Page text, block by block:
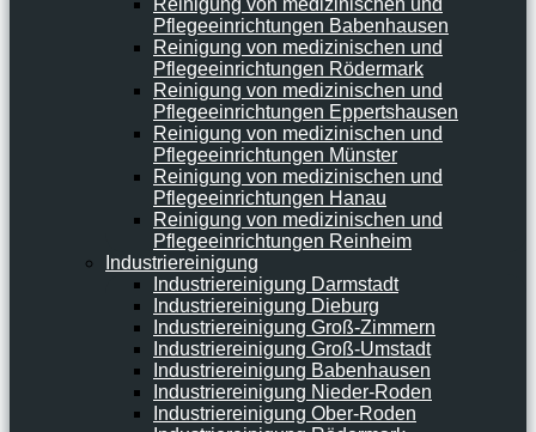
Reinigung von medizinischen und
Pflegeeinrichtungen Babenhausen
Reinigung von medizinischen und
Pflegeeinrichtungen Rödermark
Reinigung von medizinischen und
Pflegeeinrichtungen Eppertshausen
Reinigung von medizinischen und
Pflegeeinrichtungen Münster
Reinigung von medizinischen und
Pflegeeinrichtungen Hanau
Reinigung von medizinischen und
Pflegeeinrichtungen Reinheim
Industriereinigung
Industriereinigung Darmstadt
Industriereinigung Dieburg
Industriereinigung Groß-Zimmern
Industriereinigung Groß-Umstadt
Industriereinigung Babenhausen
Industriereinigung Nieder-Roden
Industriereinigung Ober-Roden